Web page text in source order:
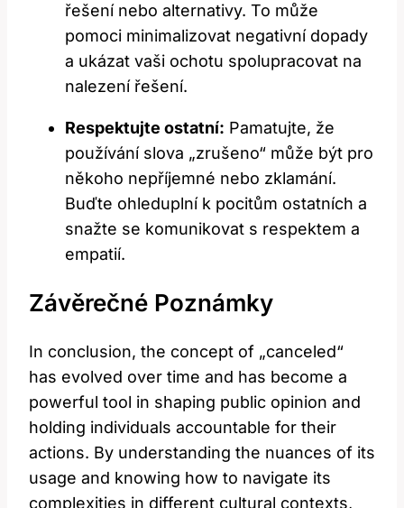
řešení nebo alternativy. To může
pomoci minimalizovat negativní dopady
a ukázat vaši ochotu spolupracovat na
nalezení řešení.
Respektujte ostatní: Pamatujte, že
používání slova „zrušeno“ může být pro
někoho nepříjemné nebo zklamání.
Buďte ohleduplní k pocitům ostatních a
snažte se komunikovat s respektem a
empatií.
Závěrečné Poznámky
In conclusion, the concept of „canceled“
has evolved over time and has become a
powerful tool in shaping public opinion and
holding individuals accountable for their
actions. By understanding the nuances of its
usage and knowing how to navigate its
complexities in different cultural contexts,